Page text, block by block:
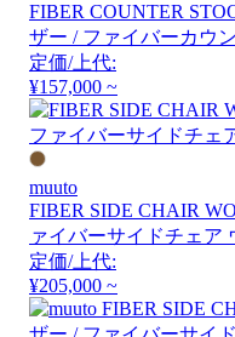
FIBER COUNTER
ザー / ファイバーカウ
定価/上代:
¥157,000 ~
muuto
FIBER SIDE CHAIR
ァイバーサイドチェア
定価/上代:
¥205,000 ~